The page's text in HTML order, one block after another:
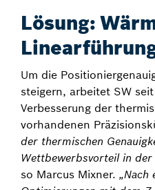
Lösung:
Um die
steigern, arbeitet SW
Verbesserung der
vorhandenen
der thermischen
Wettbewerbsvorteil in
so Marcus Mixner. „Nach